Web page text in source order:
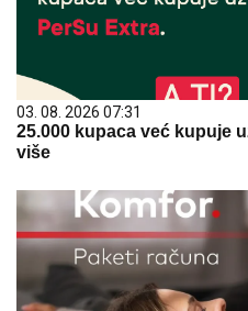
03. 08. 2026 07:31
25.000 kupaca već kupuje
više